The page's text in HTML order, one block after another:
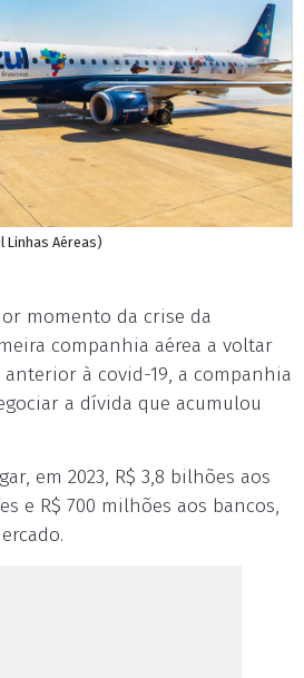
Linhas Aéreas)
momento da crise da
companhia aérea a voltar
à covid-19, a companhia
a dívida que acumulou
em 2023, R$ 3,8 bilhões aos
e R$ 700 milhões aos bancos,